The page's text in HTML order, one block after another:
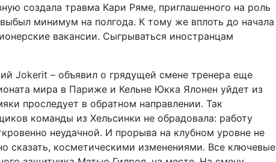
создала травма Кари Ряме, приглашенного на роль
минимум на полгода. К тому же вплоть до начала
вакансии. Сыгрываться иностранцам
Jokerit – объявил о грядущей смене тренера еще
мира в Париже и Кельне Юкка Ялонен уйдет из
проследует в обратном направлении. Так
команды из Хельсинки не обрадовала: работу
неудачной. И прорыва на клубном уровне не
сказать, косметическими изменениями. Все ключевые